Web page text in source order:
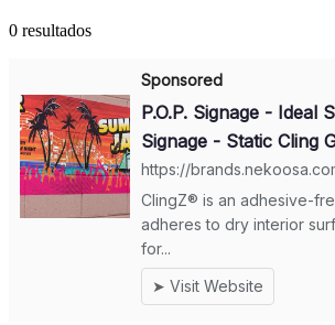
0 resultados